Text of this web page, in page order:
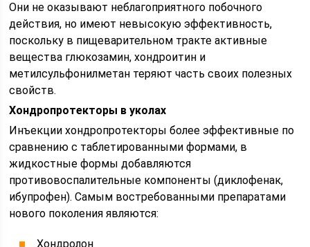
Они не оказывают неблагоприятного побочного
действия, но имеют невысокую эффективность,
поскольку в пищеварительном тракте активные
вещества глюкозамин, хондроитин и
метилсульфонилметан теряют часть своих полезных
свойств.
Хондропротекторы в уколах
Инъекции хондропротекторы более эффективные по
сравнению с таблетированными формами, в
жидкостные формы добавляются
противовоспалительные компоненты (диклофенак,
ибупрофен). Самым востребованными препаратами
нового поколения являются:
Хондролон